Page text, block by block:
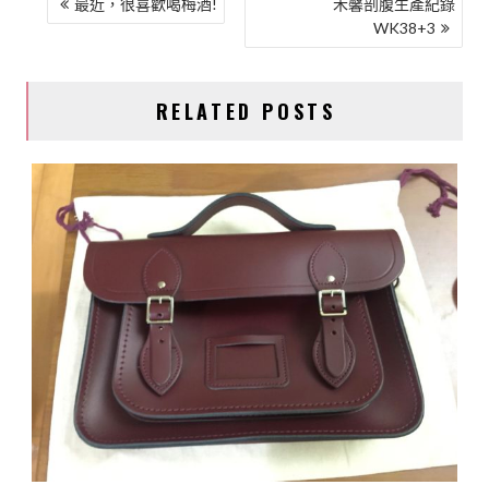
最近，很喜歡喝梅酒!
禾馨剖腹生產紀錄
WK38+3
RELATED POSTS